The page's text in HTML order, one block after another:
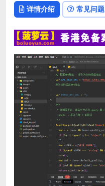
详情介绍 常见问题